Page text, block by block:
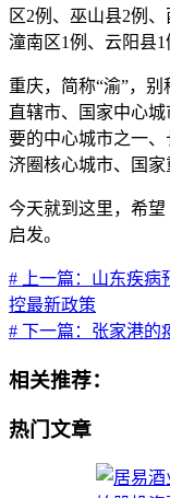
区2例、巫山县2例
潼南区1例、云阳县1
重庆，简称“渝”，
直辖市、国家中心
要的中心城市之一
济圈核心城市、国家
今天就到这里，希
启发。
# 上一篇：山东疾病
控最新政策
# 下一篇：张家港的
相关推荐：
热门文章